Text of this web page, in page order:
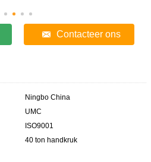
Contacteer ons
Ningbo China
UMC
ISO9001
40 ton handkruk